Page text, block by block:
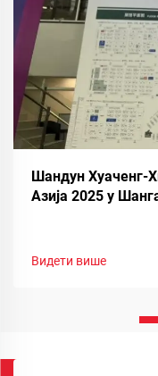
Шандун Хуаченг-
Азија 2025 у
Видети више